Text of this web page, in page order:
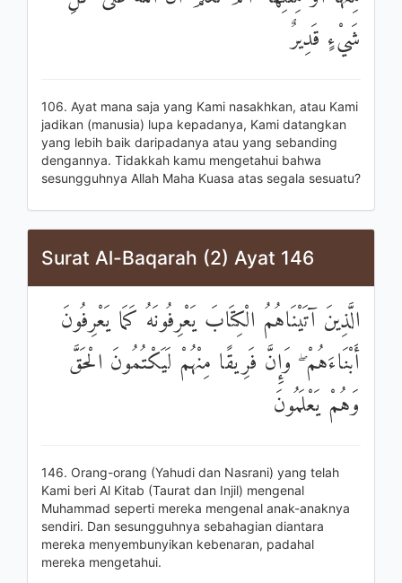
شَيْءٍ قَدِيرٌ
106. Ayat mana saja yang Kami nasakhkan, atau Kami
jadikan (manusia) lupa kepadanya, Kami datangkan
yang lebih baik daripadanya atau yang sebanding
dengannya. Tidakkah kamu mengetahui bahwa
sesungguhnya Allah Maha Kuasa atas segala sesuatu?
Surat Al-Baqarah (2) Ayat 146
الَّذِينَ آتَيْنَاهُمُ الْكِتَابَ يَعْرِفُونَهُ كَمَا يَعْرِفُونَ
أَبْنَاءَهُمْ ۖ وَإِنَّ فَرِيقًا مِنْهُمْ لَيَكْتُمُونَ الْحَقَّ
وَهُمْ يَعْلَمُونَ
146. Orang-orang (Yahudi dan Nasrani) yang telah
Kami beri Al Kitab (Taurat dan Injil) mengenal
Muhammad seperti mereka mengenal anak-anaknya
sendiri. Dan sesungguhnya sebahagian diantara
mereka menyembunyikan kebenaran, padahal
mereka mengetahui.